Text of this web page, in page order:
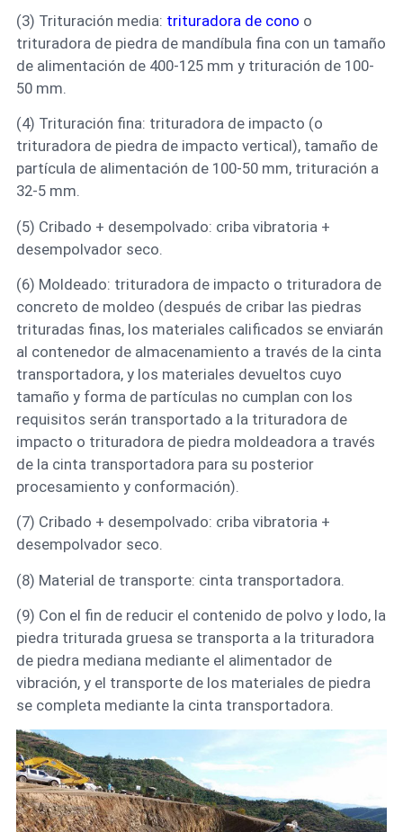
(3) Trituración media: trituradora de cono o
trituradora de piedra de mandíbula fina con un tamaño
de alimentación de 400-125 mm y trituración de 100-
50 mm.
(4) Trituración fina: trituradora de impacto (o
trituradora de piedra de impacto vertical), tamaño de
partícula de alimentación de 100-50 mm, trituración a
32-5 mm.
(5) Cribado + desempolvado: criba vibratoria +
desempolvador seco.
(6) Moldeado: trituradora de impacto o trituradora de
concreto de moldeo (después de cribar las piedras
trituradas finas, los materiales calificados se enviarán
al contenedor de almacenamiento a través de la cinta
transportadora, y los materiales devueltos cuyo
tamaño y forma de partículas no cumplan con los
requisitos serán transportado a la trituradora de
impacto o trituradora de piedra moldeadora a través
de la cinta transportadora para su posterior
procesamiento y conformación).
(7) Cribado + desempolvado: criba vibratoria +
desempolvador seco.
(8) Material de transporte: cinta transportadora.
(9) Con el fin de reducir el contenido de polvo y lodo, la
piedra triturada gruesa se transporta a la trituradora
de piedra mediana mediante el alimentador de
vibración, y el transporte de los materiales de piedra
se completa mediante la cinta transportadora.